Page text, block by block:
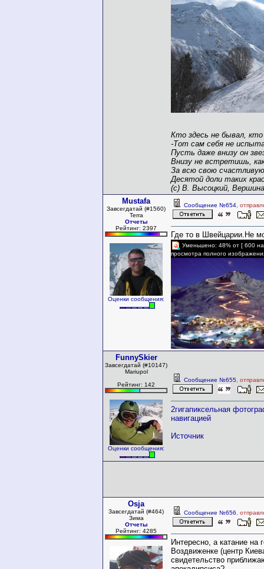
Кто здесь не бывал, кто
-Тот сам себя не
Пусть даже внизу он
Внизу не встретишь,
За всю свою
Десятой доли таких
(с) В. Высоцкий, Вершина
Mustafa
Завсегдатай (#1560)
Terra
Отчеты
Рейтинг: 2397
Оценки сообщения:
Сообщение №654 ,
Где то в Швейцарии.Не
Уменьшено: 48% от [ 600
просмотра полного
FunnySkier
Завсегдатай (#10147)
Mariupol
Рейтинг: 142
Оценки сообщения:
Сообщение №655 ,
2гигапиксельная
навигацией
Источник
Osja
Завсегдатай (#464)
Зима
Отчеты
Рейтинг: 4285
Сообщение №656 ,
Интересно, а катание на
Воздвиженке (центр
свидетельство